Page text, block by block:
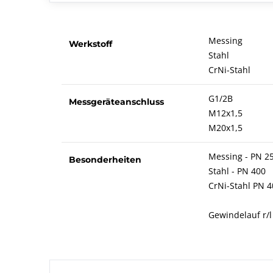
Werkstoff
Messing
Stahl
CrNi-Stahl
Messgeräteanschluss
G1/2B
M12x1,5
M20x1,5
Besonderheiten
Messing - PN
Stahl - PN 400
CrNi-Stahl PN
Gewindelauf r/l